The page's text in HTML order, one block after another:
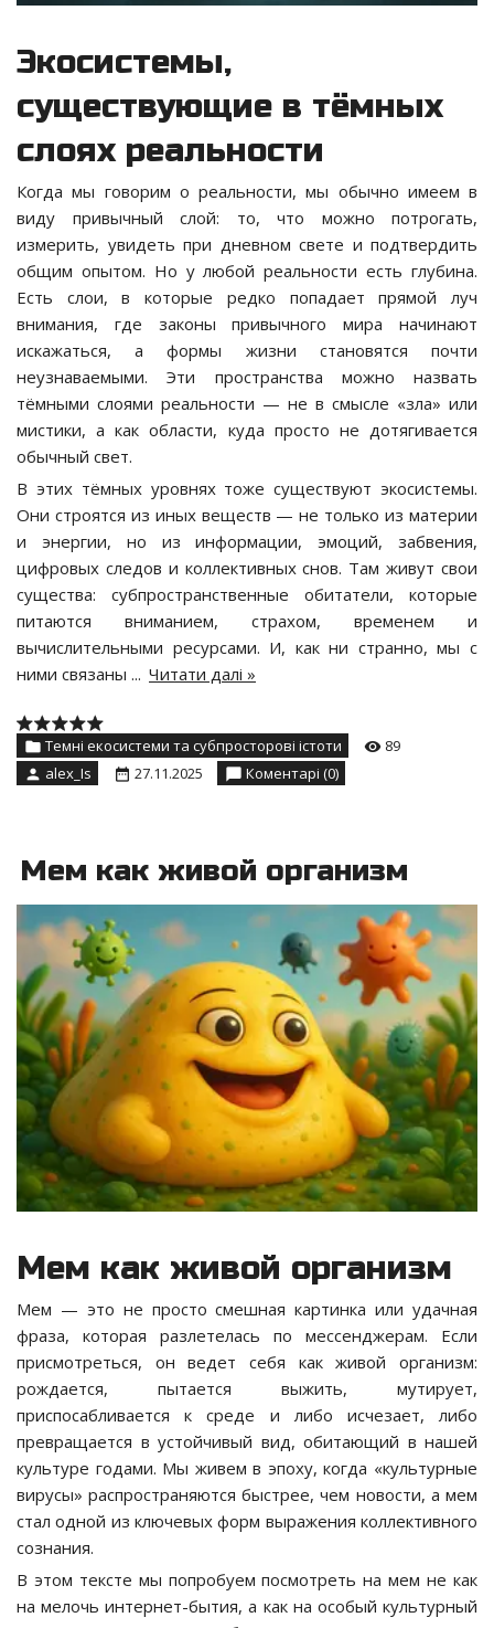
Экосистемы,
существующие в тёмных
слоях реальности
Когда мы говорим о реальности, мы обычно имеем в
виду привычный слой: то, что можно потрогать,
измерить, увидеть при дневном свете и подтвердить
общим опытом. Но у любой реальности есть глубина.
Есть слои, в которые редко попадает прямой луч
внимания, где законы привычного мира начинают
искажаться, а формы жизни становятся почти
неузнаваемыми. Эти пространства можно назвать
тёмными слоями реальности — не в смысле «зла» или
мистики, а как области, куда просто не дотягивается
обычный свет.
В этих тёмных уровнях тоже существуют экосистемы.
Они строятся из иных веществ — не только из материи
и энергии, но из информации, эмоций, забвения,
цифровых следов и коллективных снов. Там живут свои
существа: субпространственные обитатели, которые
питаются вниманием, страхом, временем и
вычислительными ресурсами. И, как ни странно, мы с
ними связаны ... Читати далі »
Темні екосистеми та субпросторові істоти
89
alex_Is
27.11.2025 Коментарі (0)
Мем как живой организм
Мем как живой организм
Мем — это не просто смешная картинка или удачная
фраза, которая разлетелась по мессенджерам. Если
присмотреться, он ведет себя как живой организм:
рождается, пытается выжить, мутирует,
приспосабливается к среде и либо исчезает, либо
превращается в устойчивый вид, обитающий в нашей
культуре годами. Мы живем в эпоху, когда «культурные
вирусы» распространяются быстрее, чем новости, а мем
стал одной из ключевых форм выражения коллективного
сознания.
В этом тексте мы попробуем посмотреть на мем не как
на мелочь интернет-бытия, а как на особый культурный